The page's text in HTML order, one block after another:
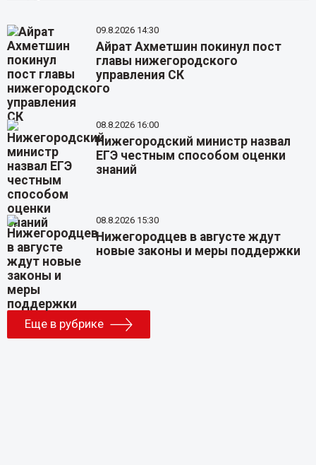
09.8.2026 14:30
Айрат Ахметшин покинул пост
главы нижегородского
управления СК
08.8.2026 16:00
Нижегородский министр назвал
ЕГЭ честным способом оценки
знаний
08.8.2026 15:30
Нижегородцев в августе ждут
новые законы и меры поддержки
Еще в рубрике